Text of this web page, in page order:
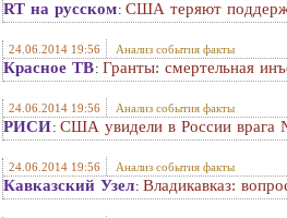
RT на русском: США теряют
24.06.2014 19:56 Анализ события факты
Красное ТВ: Гранты: смертельная
24.06.2014 19:56 Анализ события факты
РИСИ: США увидели в России врага
24.06.2014 19:56 Анализ события факты
Кавказский Узел: Владикавказ: